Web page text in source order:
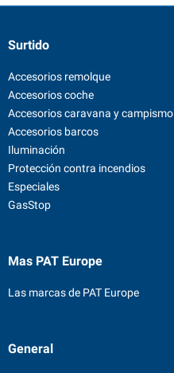
Surtido
Accesorios remolque
Accesorios coche
Accesorios caravana y campismo
Accesorios barcos
Iluminación
Protección contra incendios
Especiales
GasStop
Mas PAT Europe
Las marcas de PAT Europe
General